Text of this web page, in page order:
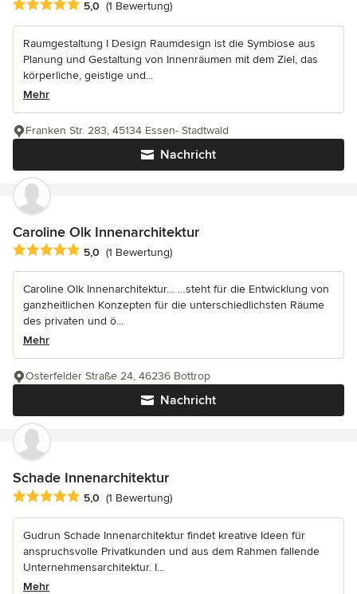
Durchschnittliche Bewertung: 5 von 5 Sternen
5,0 (1 Bewertung)
Raumgestaltung I Design Raumdesign ist die Symbiose aus
Planung und Gestaltung von Innenräumen mit dem Ziel, das
körperliche, geistige und...
Mehr
Nachricht
Franken Str. 283, 45134 Essen- Stadtwald
Caroline Olk Innenarchitektur
Durchschnittliche Bewertung: 5 von 5 Sternen
5,0 (1 Bewertung)
Caroline Olk Innenarchitektur… …steht für die Entwicklung von
ganzheitlichen Konzepten für die unterschiedlichsten Räume
des privaten und ö...
Mehr
Nachricht
Osterfelder Straße 24, 46236 Bottrop
Schade Innenarchitektur
Durchschnittliche Bewertung: 5 von 5 Sternen
5,0 (1 Bewertung)
Gudrun Schade Innenarchitektur findet kreative Ideen für
anspruchsvolle Privatkunden und aus dem Rahmen fallende
Unternehmensarchitektur. I...
Mehr